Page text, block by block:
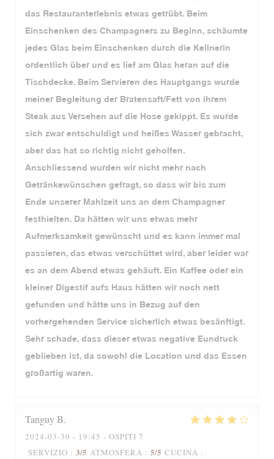
das Restauranterlebnis etwas getrübt. Beim
Einschenken des Champagners zu Beginn, schäumte
jedes Glas beim Einschenken durch die Kellnerin
ordentlich über und es lief am Glas heran auf die
Tischdecke. Beim Servieren des Hauptgangs wurde
meiner Begleitung der Bratensaft/Fett von ihrem
Steak aus Versehen auf die Hose gekippt. Es wurde
sich zwar entschuldigt und heißes Wasser gebracht,
aber das hat so richtig nicht geholfen.
Anschliessend wurden wir nicht mehr nach
Getränkewünschen gefragt, so dass wir bis zum
Ende unserer Mahlzeit uns an dem Champagner
festhielten. Da hätten wir uns etwas mehr
Aufmerksamkeit gewünscht und es kann immer mal
passieren, das etwas verschüttet wird, aber leider war
es an dem Abend etwas gehäuft. Ein Kaffee oder ein
kleiner Digestif aufs Haus hätten wir noch nett
gefunden und hätte uns in Bezug auf den
vorhergehenden Service sicherlich etwas besänftigt.
Sehr schade, dass dieser etwas negative Eundruck
geblieben ist, da sowohl die Location und das Essen
großartig waren.
TanguyB
2024-03-30 - 19:45 - OSPITI 7
SERVIZIO : 3/5 ATMOSFERA : 5/5 CUCINA :